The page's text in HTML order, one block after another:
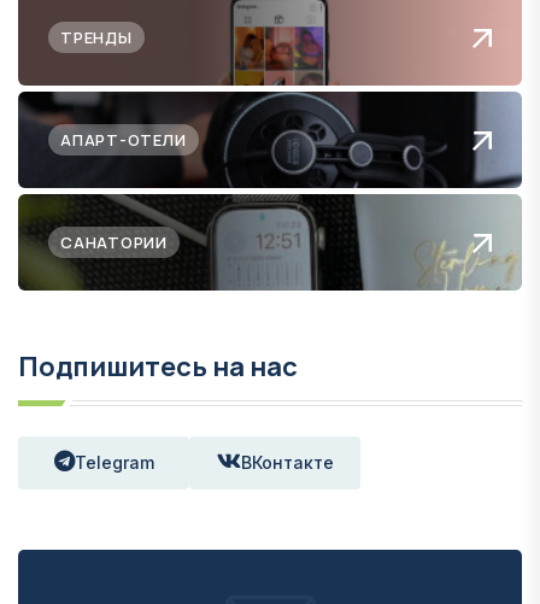
ТРЕНДЫ
АПАРТ-ОТЕЛИ
САНАТОРИИ
Подпишитесь на нас
Telegram ВКонтакте